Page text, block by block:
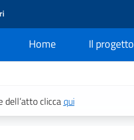
Home
current Il progetto
dell’atto cliccaqui